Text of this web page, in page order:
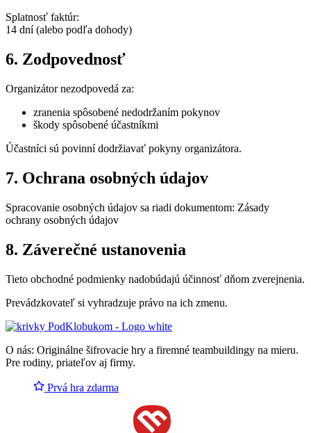
Splatnosť faktúr:
14 dní (alebo podľa dohody)
6. Zodpovednosť
Organizátor nezodpovedá za:
zranenia spôsobené nedodržaním pokynov
škody spôsobené účastníkmi
Účastníci sú povinní dodržiavať pokyny organizátora.
7. Ochrana osobných údajov
Spracovanie osobných údajov sa riadi dokumentom: Zásady
ochrany osobných údajov
8. Záverečné ustanovenia
Tieto obchodné podmienky nadobúdajú účinnosť dňom zverejnenia.
Prevádzkovateľ si vyhradzuje právo na ich zmenu.
O nás: Originálne šifrovacie hry a firemné teambuildingy na mieru.
Pre rodiny, priateľov aj firmy.
Prvá hra zdarma